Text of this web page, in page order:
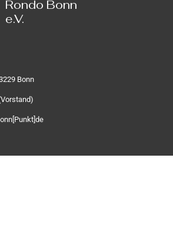
Rondo Bonn
e.V.
Bonn